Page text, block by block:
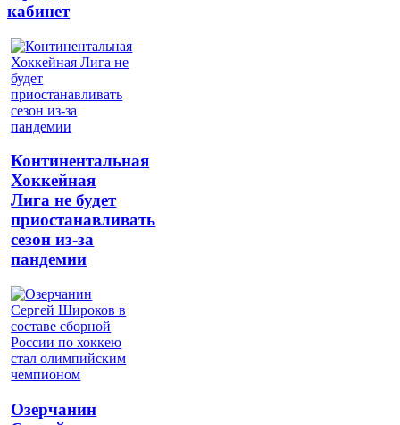
кабинет
Континентальная
Хоккейная
Лига не будет
приостанавливать
сезон из-за
пандемии
Озерчанин